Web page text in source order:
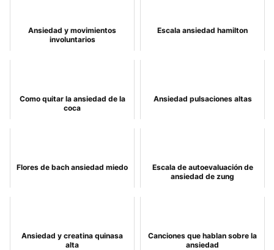
Ansiedad y movimientos
involuntarios
Escala ansiedad hamilton
Como quitar la ansiedad de la
coca
Ansiedad pulsaciones altas
Flores de bach ansiedad miedo
Escala de autoevaluación de
ansiedad de zung
Ansiedad y creatina quinasa
alta
Canciones que hablan sobre la
ansiedad